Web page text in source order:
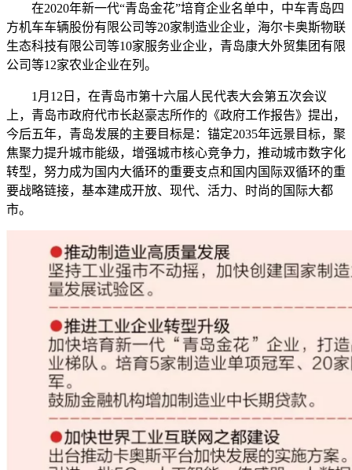
在2020年新一代“青岛金花”培育企业名单中，中车青岛四
方机车车辆股份有限公司等20家制造业企业，海尔卡奥斯物联
生态科技有限公司等10家服务业企业，青岛康大外贸集团有限
公司等12家农业企业在列。
1月12日，在青岛市第十六届人民代表大会第五次会议
上，青岛市政府代市长赵豪志所作的《政府工作报告》提出，
今后五年，青岛发展的主要目标是：锚定2035年远景目标，聚
焦聚力提升城市能级，增强城市核心竞争力，推动城市数字化
转型，努力成为国内大循环的重要支点和国内国际双循环的重
要战略链接，基本建成开放、现代、活力、时尚的国际大都
市。